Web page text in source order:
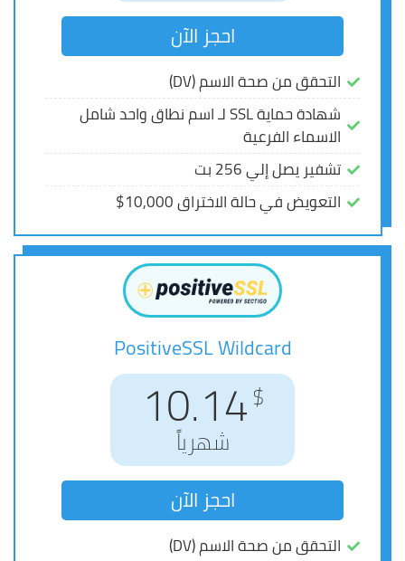
التحقق من صحة الاسم (DV)
شهادة حماية SSL لـ اسم نطاق واحد شامل
الاسماء الفرعية
تشفير يصل إلي 256 بت
التعويض في حالة الاختراق 10,000$
احجز الآن
PositiveSSL Wildcard
$
12.08
شهرياً
التحقق من صحة الاسم (DV)
احجز الآن
التحقق من صحة الاسم (DV)
شهادة حماية SSL لـ اسم نطاق واحد شامل
الاسماء الفرعية
تشفير يصل إلي 256 بت
التعويض في حالة الاختراق 10,000$
احجز الآن
PositiveSSL Wildcard
$
10.14
شهرياً
التحقق من صحة الاسم (DV)
احجز الآن